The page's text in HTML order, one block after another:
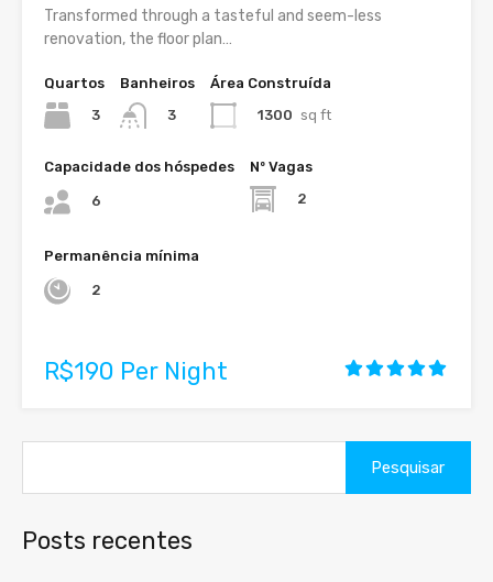
Transformed through a tasteful and seem-less
renovation, the floor plan…
Quartos
3
Banheiros
3
Área Construída
1300 sq ft
Capacidade dos hóspedes
6
Nº Vagas
2
Permanência mínima
2
R$190 Per Night
por:
Posts recentes